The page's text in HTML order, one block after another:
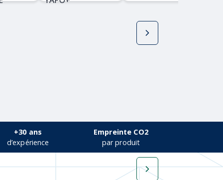
YAPO+
+30 ans
d’expérience
Empreinte CO2
par produit